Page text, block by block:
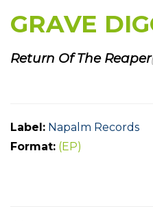
GRAVE
Return Of The Reaper
Label: Napalm Records
Format: (EP)